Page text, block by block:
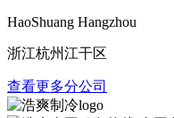
HaoShuang Hangzhou
浙江杭州江干区
查看更多分公司